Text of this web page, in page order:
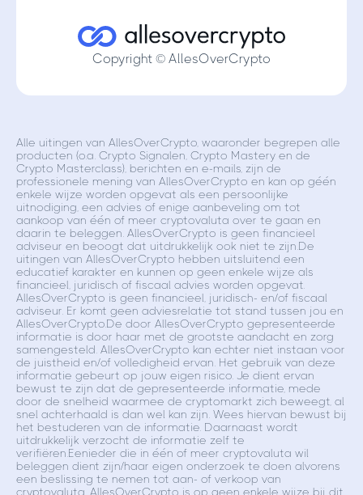
Copyright © AllesOverCrypto
Alle uitingen van AllesOverCrypto, waaronder begrepen alle
producten (o.a. Crypto Signalen, Crypto Mastery en de
Crypto Masterclass), berichten en e-mails, zijn de
professionele mening van AllesOverCrypto en kan op géén
enkele wijze worden opgevat als een persoonlijke
uitnodiging, een advies of enige aanbeveling om tot
aankoop van één of meer cryptovaluta over te gaan en
daarin te beleggen. AllesOverCrypto is geen financieel
adviseur en beoogt dat uitdrukkelijk ook niet te zijn.De
uitingen van AllesOverCrypto hebben uitsluitend een
educatief karakter en kunnen op geen enkele wijze als
financieel, juridisch of fiscaal advies worden opgevat.
AllesOverCrypto is geen financieel, juridisch- en/of fiscaal
adviseur. Er komt geen adviesrelatie tot stand tussen jou en
AllesOverCrypto.De door AllesOverCrypto gepresenteerde
informatie is door haar met de grootste aandacht en zorg
samengesteld. AllesOverCrypto kan echter niet instaan voor
de juistheid en/of volledigheid ervan. Het gebruik van deze
informatie gebeurt op jouw eigen risico. Je dient ervan
bewust te zijn dat de gepresenteerde informatie, mede
door de snelheid waarmee de cryptomarkt zich beweegt, al
snel achterhaald is dan wel kan zijn. Wees hiervan bewust bij
het bestuderen van de informatie. Daarnaast wordt
uitdrukkelijk verzocht de informatie zelf te
verifiëren.Eenieder die in één of meer cryptovaluta wil
beleggen dient zijn/haar eigen onderzoek te doen alvorens
een beslissing te nemen tot aan- of verkoop van
cryptovaluta. AllesOverCrypto is op geen enkele wijze bij dit